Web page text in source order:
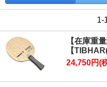
1-
【在庫重
【
24,750円(